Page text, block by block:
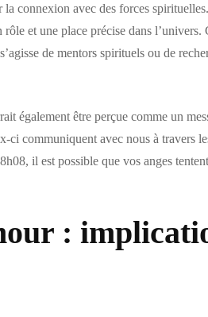
la connexion avec des forces
et une place précise dans
de mentors spirituels ou de
également être perçue comme un
ci communiquent avec nous à travers
il est possible que vos anges
: